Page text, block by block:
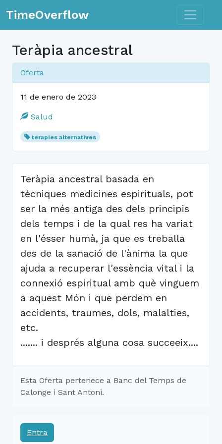
TimeOverflow Toggle
Teràpia ancestral
Oferta
11 de enero de 2023
Salud
terapies alternatives
Teràpia ancestral basada en
tècniques medicines espirituals, pot
ser la més antiga des dels principis
dels temps i de la qual res ha variat
en l'ésser humà, ja que es treballa
des de la sanació de l'ànima la que
ajuda a recuperar l'essència vital i la
connexió espiritual amb què vinguem
a aquest Món i que perdem en
accidents, traumes, dols, malalties,
etc.
....... i després alguna cosa succeeix....
Esta Oferta pertenece a Banc del Temps de
Calonge i Sant Antoni.
Entra